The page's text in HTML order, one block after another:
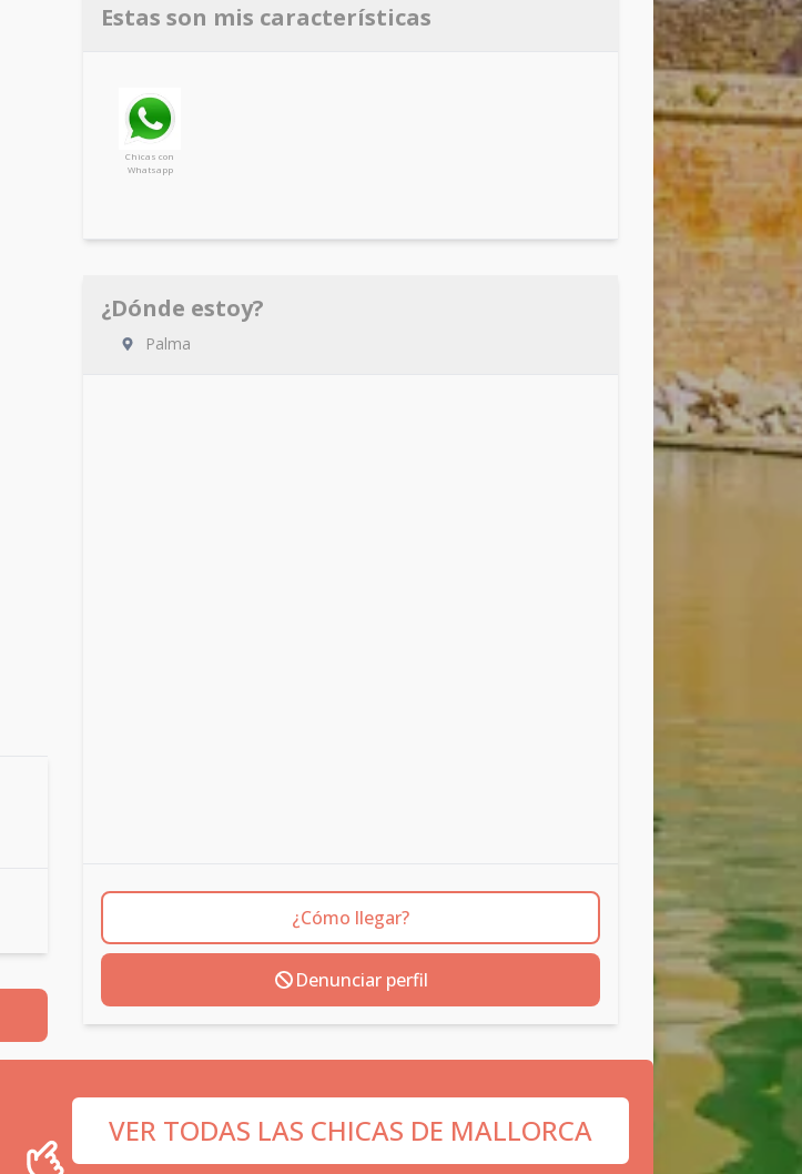
Estas son mis características
Chicas con
Whatsapp
¿Dónde estoy?
Palma
¿Cómo llegar?
Denunciar perfil
VER TODAS LAS CHICAS DE MALLORCA